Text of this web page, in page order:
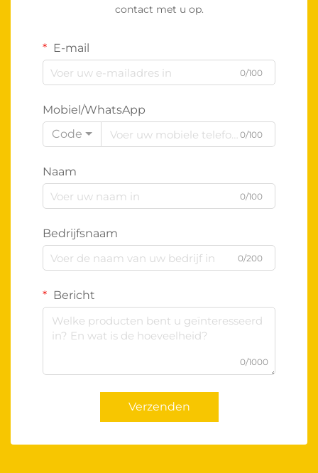
contact met u op.
E-mail
0/100
Mobiel/WhatsApp
Code
0/100
Naam
0/100
Bedrijfsnaam
0/200
Bericht
0/1000
Verzenden